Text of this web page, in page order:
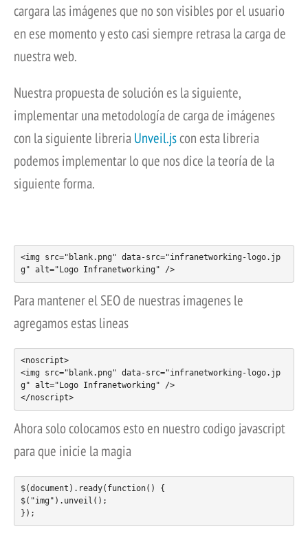
cargara las imágenes que no son visibles por el usuario
en ese momento y esto casi siempre retrasa la carga de
nuestra web.
Nuestra propuesta de solución es la siguiente,
implementar una metodología de carga de imágenes
con la siguiente libreriaUnveil.jscon esta libreria
podemos implementar lo que nos dice la teoría de la
siguiente forma.
<img src="blank.png" data-src="infranetworking-logo.jp
g" alt="Logo Infranetworking" />
Para mantener el SEO de nuestras imagenes le
agregamos estas lineas
<noscript>
<img src="blank.png" data-src="infranetworking-logo.jp
g" alt="Logo Infranetworking" />
</noscript>
Ahora solo colocamos esto en nuestro codigo javascript
para que inicie la magia
$(document).ready(function() {
$("img").unveil();